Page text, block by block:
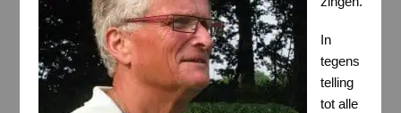
In
tegens
telling
tot alle